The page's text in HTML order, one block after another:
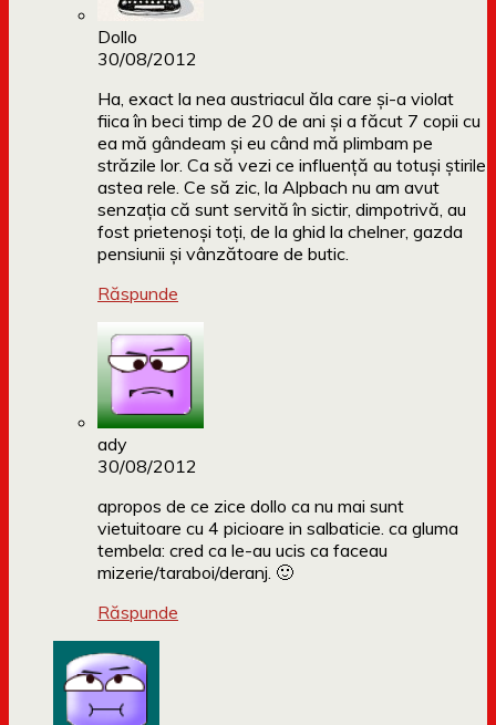
Dollo
30/08/2012
Ha, exact la nea austriacul ăla care și-a violat
fiica în beci timp de 20 de ani și a făcut 7 copii cu
ea mă gândeam și eu când mă plimbam pe
străzile lor. Ca să vezi ce influență au totuși știrile
astea rele. Ce să zic, la Alpbach nu am avut
senzația că sunt servită în sictir, dimpotrivă, au
fost prietenoși toți, de la ghid la chelner, gazda
pensiunii și vânzătoare de butic.
Răspunde
ady
30/08/2012
apropos de ce zice dollo ca nu mai sunt
vietuitoare cu 4 picioare in salbaticie. ca gluma
tembela: cred ca le-au ucis ca faceau
mizerie/taraboi/deranj. 🙂
Răspunde